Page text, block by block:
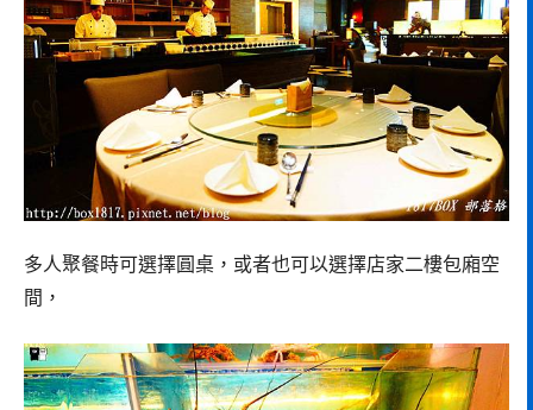
多人聚餐時可選擇圓桌，或者也可以選擇店家二樓包廂空
間，